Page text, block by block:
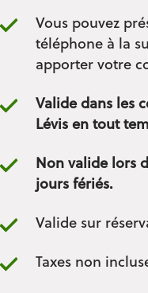
Vous pouvez
téléphone à la
apporter votre
Valide dans les
Lévis en tout
Non valide lors
jours fériés.
Valide sur
Taxes non